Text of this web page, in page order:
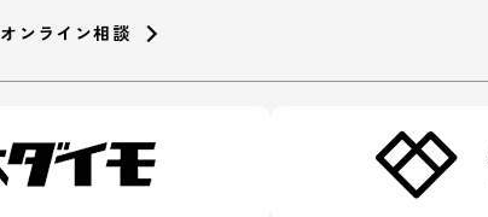
オンライン相談